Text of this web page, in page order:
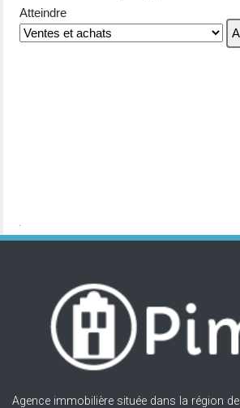
Atteindre
Agence immobilière située dans la région